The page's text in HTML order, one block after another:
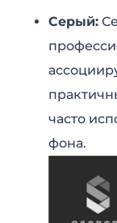
Серый:
часто
фона.